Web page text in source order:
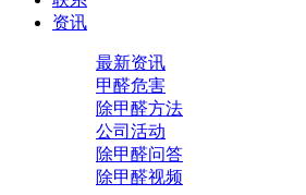
资讯
最新资讯
甲醛危害
除甲醛方法
公司活动
除甲醛问答
除甲醛视频